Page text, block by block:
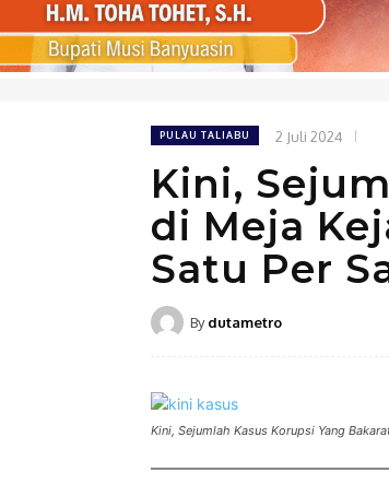
PULAU TALIABU 2 Juli 2024
Kini,
di Meja
Satu Per
By dutametro
Kini, Sejumlah Kasus Korupsi Yang